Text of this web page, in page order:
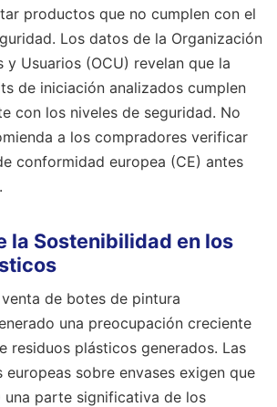
productos que no cumplen con el
Los datos de la Organización
y Usuarios (OCU) revelan que la
de iniciación analizados cumplen
con los niveles de seguridad. No
a los compradores verificar
conformidad europea (CE) antes
la Sostenibilidad en los
de botes de pintura
una preocupación creciente
residuos plásticos generados. Las
europeas sobre envases exigen que
una parte significativa de los